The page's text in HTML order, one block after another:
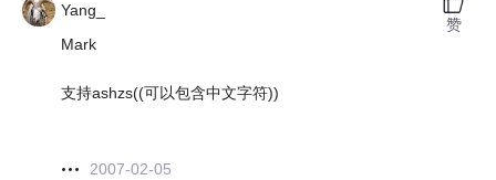
Yang_
Mark
支持ashzs((可以包含中文字符))
2007-02-05
赞